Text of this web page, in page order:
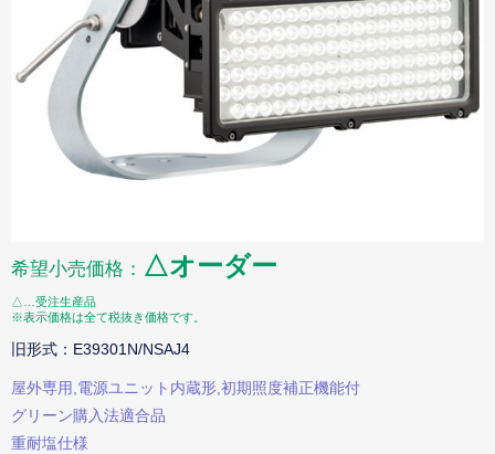
希望小売価格： △オーダー
△…受注生産品
※表示価格は全て税抜き価格です。
旧形式：E39301N/NSAJ4
屋外専用,電源ユニット内蔵形,初期照度補正機能付
グリーン購入法適合品
重耐塩仕様